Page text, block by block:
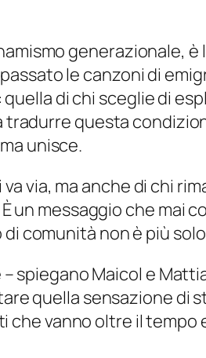
generazionale,
le canzoni di
di chi sceglie di
questa
unisce.
via, ma anche di chi
messaggio che mai
comunità non è più
spiegano Maicol e
quella sensazione di
vanno oltre il tempo